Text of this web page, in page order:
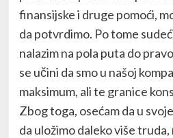
finansijske i druge pomoći,
da potvrdimo. Po tome
nalazim na pola puta do
se učini da smo u našoj
maksimum, ali te granice
Zbog toga, osećam da u
da uložimo daleko više